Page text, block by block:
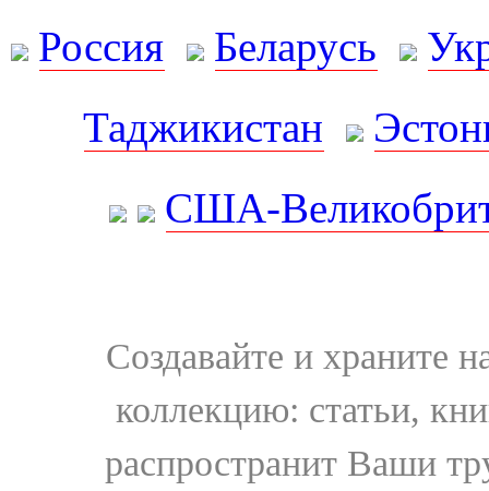
Россия Беларусь
Таджикистан
США-
Создавайте и храните
коллекцию: статьи,
распространит Ваши